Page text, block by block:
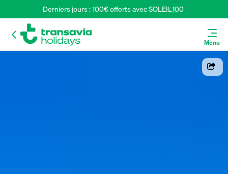
Derniers jours : 100€ offerts avec SOLEIL100
Menu